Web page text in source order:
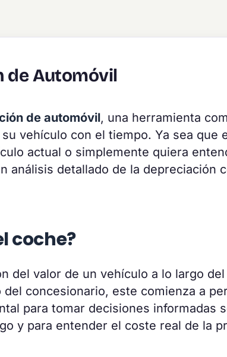
de Automóvil
de automóvil, una herramienta
vehículo con el tiempo. Ya sea que
actual o simplemente quiera
análisis detallado de la depreciación
coche?
del valor de un vehículo a lo largo
concesionario, este comienza a
para tomar decisiones informadas
y para entender el coste real de la